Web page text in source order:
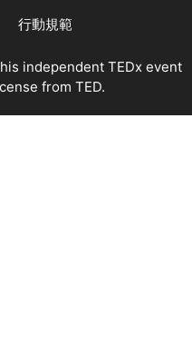
行動規範
independent TEDx event
from TED.